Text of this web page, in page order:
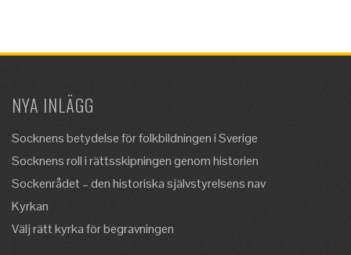
NYA INLÄGG
Socknens betydelse för folkbildningen i Sverige
Socknens roll i rättsskipningen genom historien
Sockenrådet – den historiska självstyrelsens nav
Kyrkan
Välj rätt kyrka för begravningen